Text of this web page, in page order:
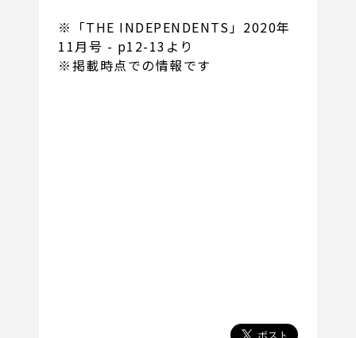
※「THE INDEPENDENTS」2020年
11月号 - p12-13より
※掲載時点での情報です